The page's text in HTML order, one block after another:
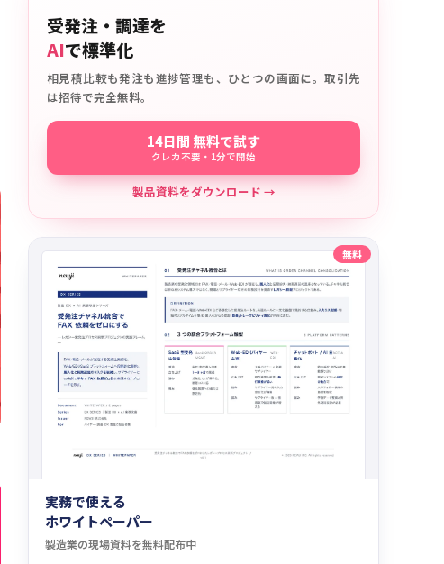
受発注・調達を
AIで標準化
相見積比較も発注も進捗管理も、ひとつの画面に。取引先
は招待で完全無料。
14日間 無料で試す
クレカ不要・1分で開始
製品資料をダウンロード →
無料
実務で使える
ホワイトペーパー
製造業の現場資料を無料配布中